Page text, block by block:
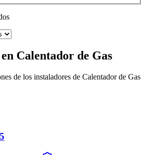
Calentador de Gas
de los instaladores de Calentador de Gas